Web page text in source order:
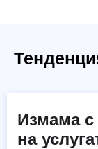
Измама с
на